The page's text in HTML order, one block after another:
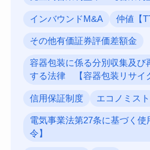
インバウンドM&A 仲値【
その他有価証券評価差額金
容器包装に係る分別収集及び
する法律 【容器包装リサイ
信用保証制度 エコノミスト
電気事業法第27条に基づく
令】